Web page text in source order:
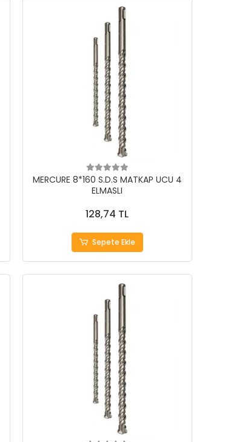
MERCURE 8*160 S.D.S MATKAP UCU 4
ELMASLI
128,74 TL
Sepete Ekle